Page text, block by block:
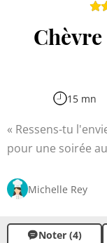
15 mn
Ressens-tu
pour une soirée
fondant du
mets est
Michelle Rey
Noter (4)